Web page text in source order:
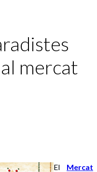
mercat
El Mercat